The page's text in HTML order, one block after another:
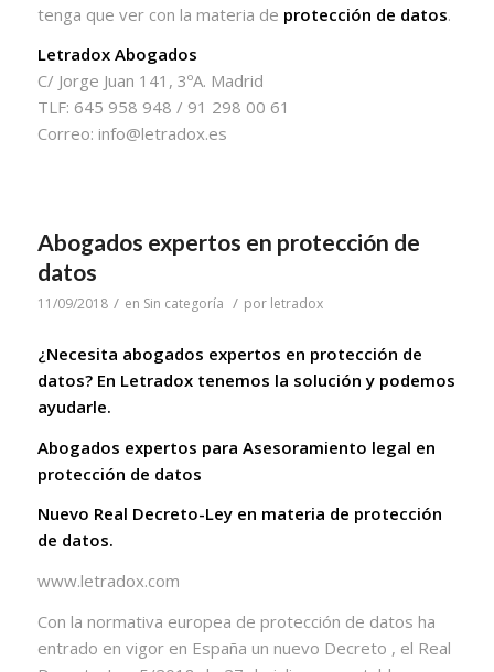
tenga que ver con la materia de protección de datos.
Letradox Abogados
C/ Jorge Juan 141, 3ºA. Madrid
TLF: 645 958 948 / 91 298 00 61
Correo: info@letradox.es
Abogados expertos en protección de
datos
11/09/2018 / en Sin categoría / por letradox
¿Necesita abogados expertos en protección de
datos? En Letradox tenemos la solución y podemos
ayudarle.
Abogados expertos para Asesoramiento legal en
protección de datos
Nuevo Real Decreto-Ley en materia de protección
de datos.
www.letradox.com
Con la normativa europea de protección de datos ha
entrado en vigor en España un nuevo Decreto , el Real